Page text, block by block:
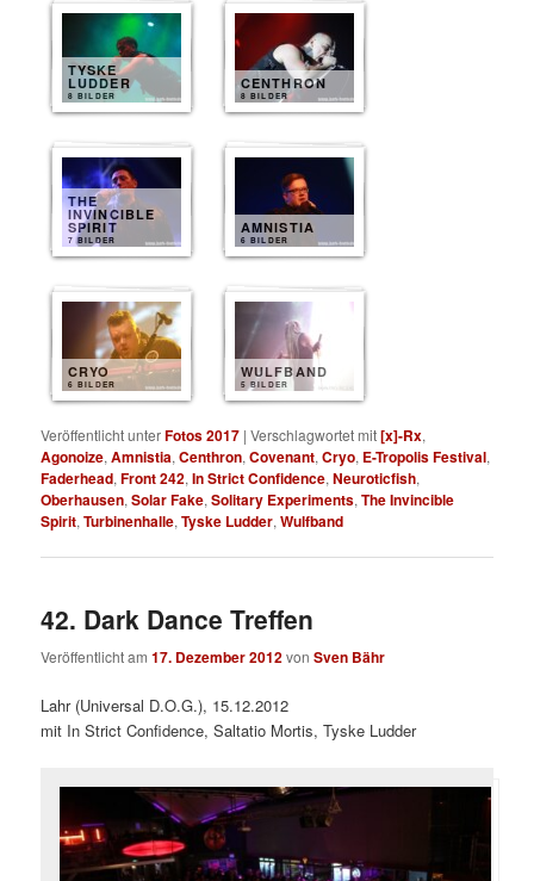
TYSKE
LUDDER
8 BILDER
CENTHRON
8 BILDER
THE
INVINCIBLE
SPIRIT
7 BILDER
AMNISTIA
6 BILDER
CRYO
6 BILDER
WULFBAND
5 BILDER
Veröffentlicht unterFotos 2017 |Verschlagwortet mit[x]-Rx,
Agonoize,Amnistia,Centhron,Covenant,Cryo, E-Tropolis Festival,
Faderhead,Front 242,In Strict Confidence,Neuroticfish,
Oberhausen,Solar Fake,Solitary Experiments,The Invincible
Spirit,Turbinenhalle,Tyske Ludder,Wulfband
42. Dark Dance Treffen
Veröffentlicht am17. Dezember 2012vonSven Bähr
Lahr (Universal D.O.G.), 15.12.2012
mit In Strict Confidence, Saltatio Mortis, Tyske Ludder